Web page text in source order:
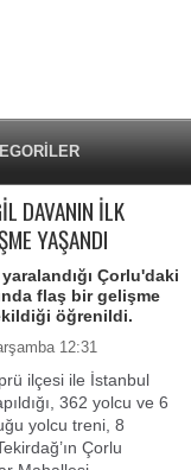
DAVANIN İLK
YAŞANDI
Çorlu'daki
flaş bir gelişme
öğrenildi.
12:31
ilçesi ile İstanbul
362 yolcu ve 6
yolcu treni, 8
Çorlu